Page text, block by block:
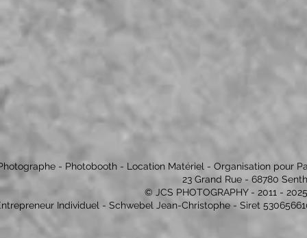
- Photobooth - Location Matériel - Organisation pour
23 Grand Rue - 68780
© JCS PHOTOGRAPHY - 2011 - 2025
Individuel - Schwebel Jean-Christophe - Siret